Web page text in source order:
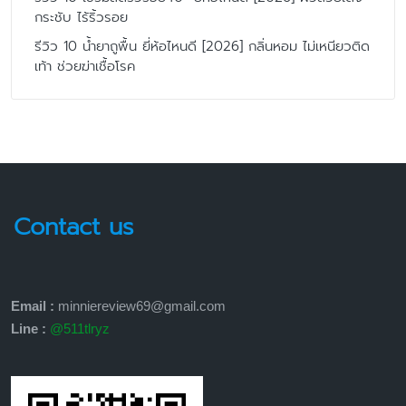
กระชับ ไร้ริ้วรอย
รีวิว 10 น้ำยาถูพื้น ยี่ห้อไหนดี [2026] กลิ่นหอม ไม่เหนียวติด
เท้า ช่วยฆ่าเชื้อโรค
Contact us
Email : minniereview69@gmail.com
Line : @511tlryz